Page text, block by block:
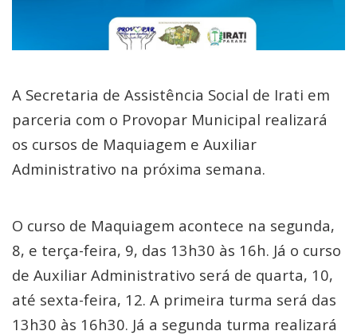
A Secretaria de Assistência Social de Irati em
parceria com o Provopar Municipal realizará
os cursos de Maquiagem e Auxiliar
Administrativo na próxima semana.
O curso de Maquiagem acontece na segunda,
8, e terça-feira, 9, das 13h30 às 16h. Já o curso
de Auxiliar Administrativo será de quarta, 10,
até sexta-feira, 12. A primeira turma será das
13h30 às 16h30. Já a segunda turma realizará